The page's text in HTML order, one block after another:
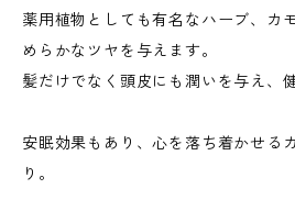
薬用植物としても有名なハーブ、カ
めらかなツヤを与えます。
髪だけでなく頭皮にも潤いを与え、
安眠効果もあり、心を落ち着かせる
り。